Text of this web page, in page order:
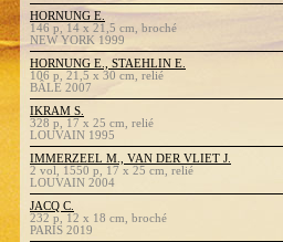
HORNUNG E.
146 p, 14 x 21,5 cm, broché
NEW YORK 1999
HORNUNG E., STAEHLIN E.
106 p, 21,5 x 30 cm, relié
BÂLE 2007
IKRAM S.
328 p, 17 x 25 cm, relié
LOUVAIN 1995
IMMERZEEL M., VAN DER VLIET J.
2 vol, 1550 p, 17 x 25 cm, relié
LOUVAIN 2004
JACQ C.
232 p, 12 x 18 cm, broché
PARIS 2019